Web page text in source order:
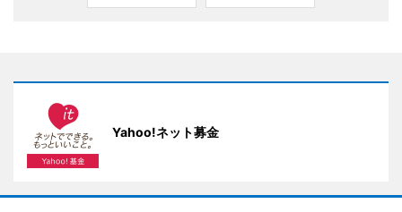
Yahoo!ネット募金